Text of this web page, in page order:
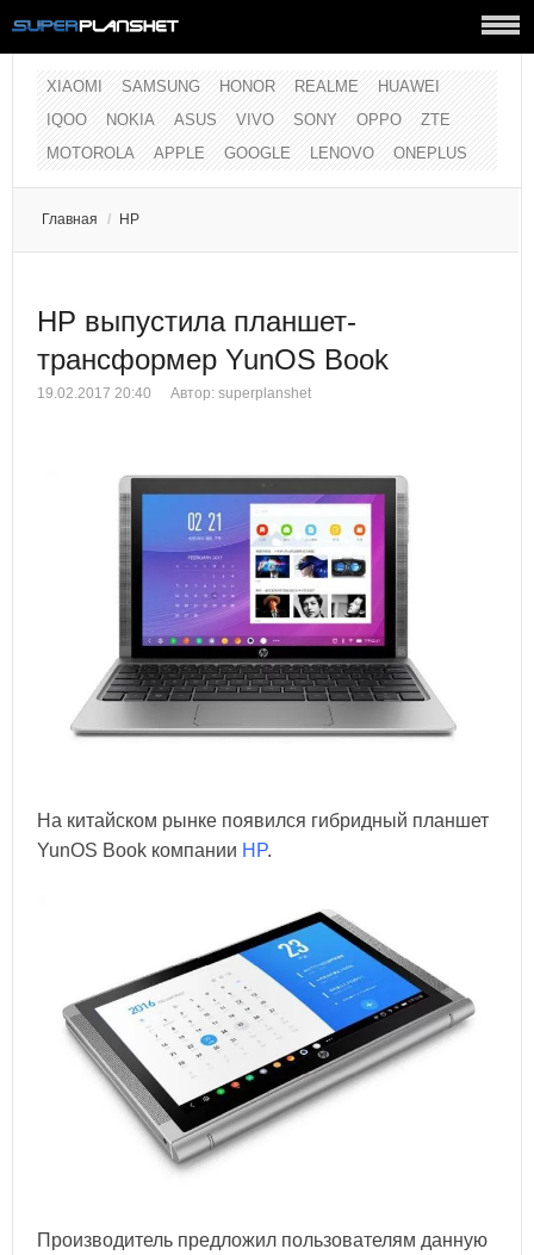
XIAOMI SAMSUNG HONOR REALME
HUAWEI
IQOO
NOKIA ASUS VIVO SONY OPPO
ZTE
MOTOROLA
APPLE GOOGLE LENOVO ONEPLUS
Главная / HP
HP выпустила планшет-
трансформер YunOS Book
19.02.2017 20:40 Автор: superplanshet
На китайском рынке появился гибридный планшет
YunOS Book компании HP.
Производитель предложил пользователям данную